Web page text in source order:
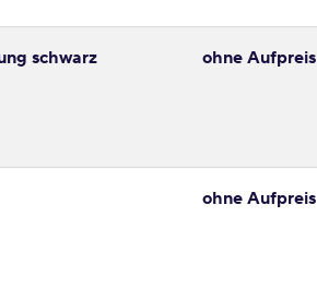
schwarz
ohne Aufpreis
ohne Aufpreis